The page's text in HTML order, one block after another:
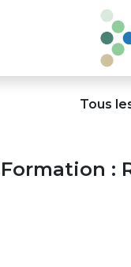
Tous
Formation :